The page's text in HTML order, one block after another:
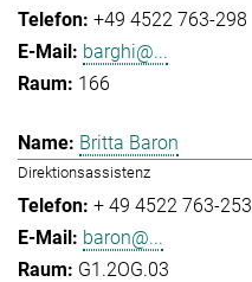
+49 4522 763-298
barghi@...
166
Britta Baron
Direktionsassistenz
+ 49 4522 763-253
baron@...
G1.2OG.03